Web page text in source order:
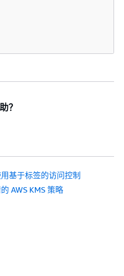
？
基于标签的访问控制
AWS KMS 策略